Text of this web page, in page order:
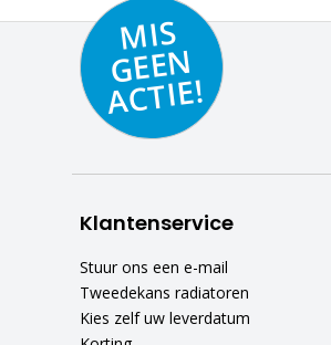
MIS
GEE
N
A
C
TIE!
Klantenservice
Stuur ons een e-mail
Tweedekans radiatoren
Kies zelf uw leverdatum